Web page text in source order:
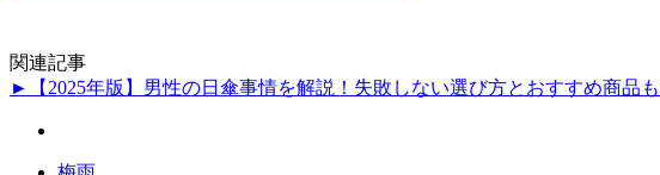
関連記事
►【2025年版】男性の日傘事情を解説！失敗しない選び方とおすすめ商品